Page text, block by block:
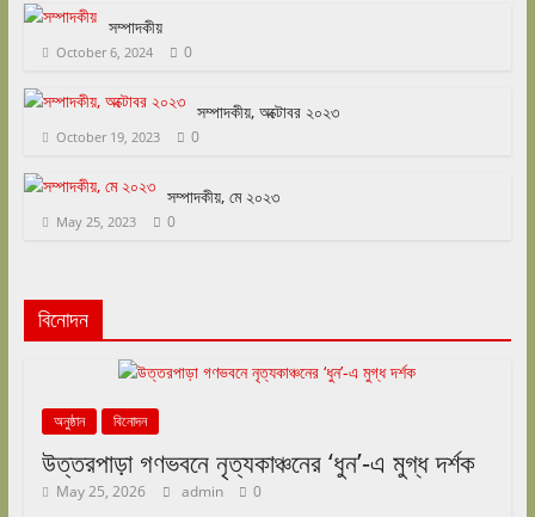
সম্পাদকীয়
October 6, 2024 0
সম্পাদকীয়, অক্টোবর ২০২৩
October 19, 2023 0
সম্পাদকীয়, মে ২০২৩
May 25, 2023 0
বিনোদন
অনুষ্ঠান বিনোদন
উত্তরপাড়া গণভবনে নৃত্যকাঞ্চনের ‘ধুন’-এ মুগ্ধ দর্শক
May 25, 2026 admin 0